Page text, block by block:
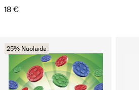
18 €
25% Nuolaida